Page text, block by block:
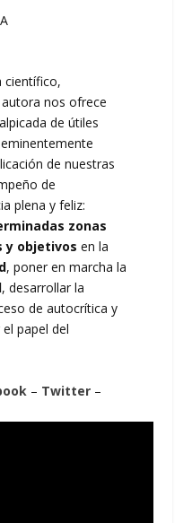
científico,
nos ofrece
de útiles
de nuestras
de
plena y feliz:
zonas
y objetivosen la
, poner en marcha la
, desarrollar la
de autocrítica y
papel del
– Twitter –